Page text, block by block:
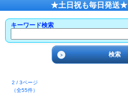
★土日祝も毎日発送★
キーワード検索
2 / 3ページ
（全55件）